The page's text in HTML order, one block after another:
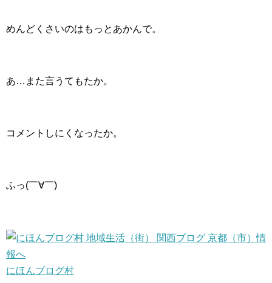
めんどくさいのはもっとあかんで。
あ…また言うてもたか。
コメントしにくなったか。
ふっ(￣∀￣)
にほんブログ村